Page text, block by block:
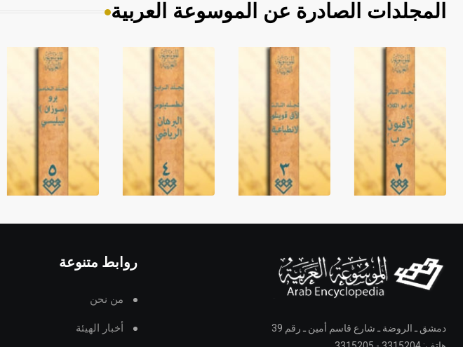
المجلدات الصادرة عن الموسوعة العربية
دمشق ـ الروضة ـ شارع قاسم أمين ـ رقم 39
روابط متنوعة
من نحن
أخبار الهيئة